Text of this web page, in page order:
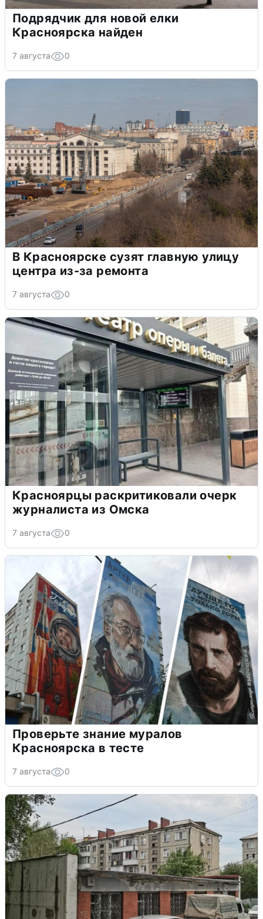
Подрядчик для новой елки
Красноярска найден
7 августа 0
В Красноярске сузят главную улицу
центра из-за ремонта
7 августа 0
Красноярцы раскритиковали очерк
журналиста из Омска
7 августа 0
Проверьте знание муралов
Красноярска в тесте
7 августа 0